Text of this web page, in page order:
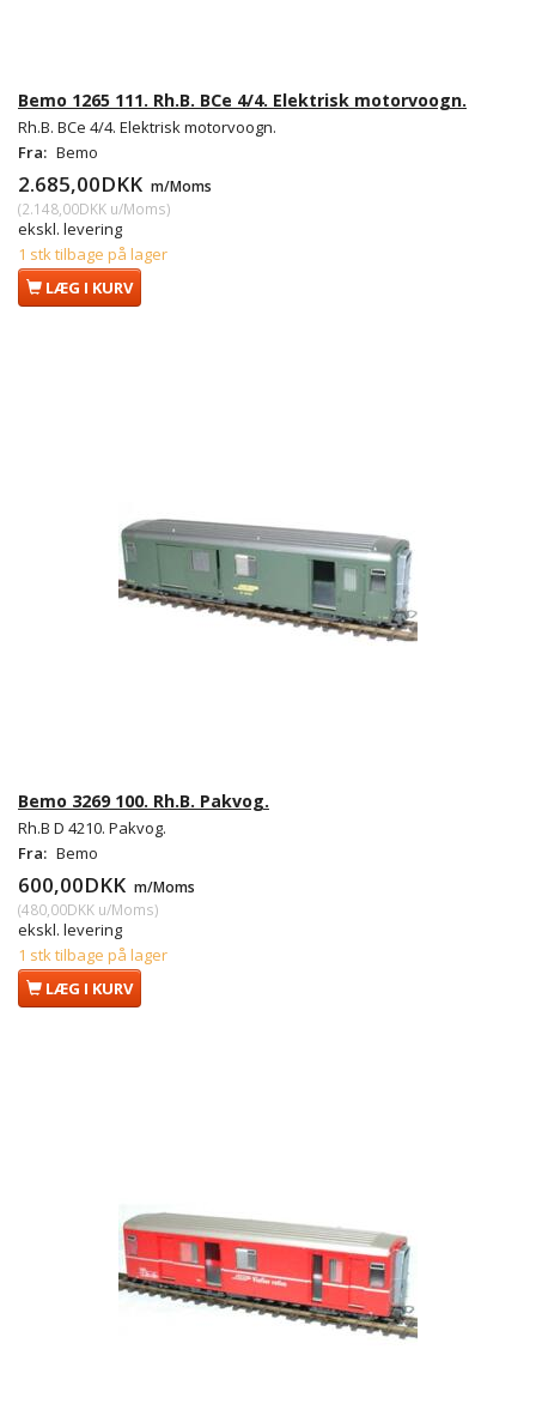
Bemo 1265 111. Rh.B. BCe 4/4. Elektrisk motorvoogn.
Rh.B. BCe 4/4. Elektrisk motorvoogn.
Fra: Bemo
2.685,00DKK m/Moms
(2.148,00DKK u/Moms)
ekskl. levering
1 stk tilbage på lager
LÆG I KURV
Bemo 3269 100. Rh.B. Pakvog.
Rh.B D 4210. Pakvog.
Fra: Bemo
600,00DKK m/Moms
(480,00DKK u/Moms)
ekskl. levering
1 stk tilbage på lager
LÆG I KURV